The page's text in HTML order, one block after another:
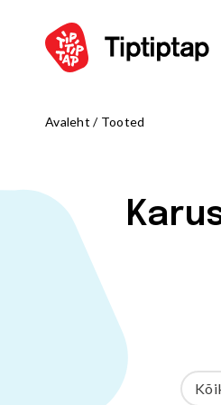
MÄNGUVÄLJAKUD
Kõik tooted
Mängulinnakud
Avaleht / Tooted